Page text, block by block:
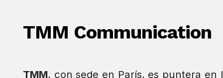
TMM Communication
TMM, con sede en París, es puntera